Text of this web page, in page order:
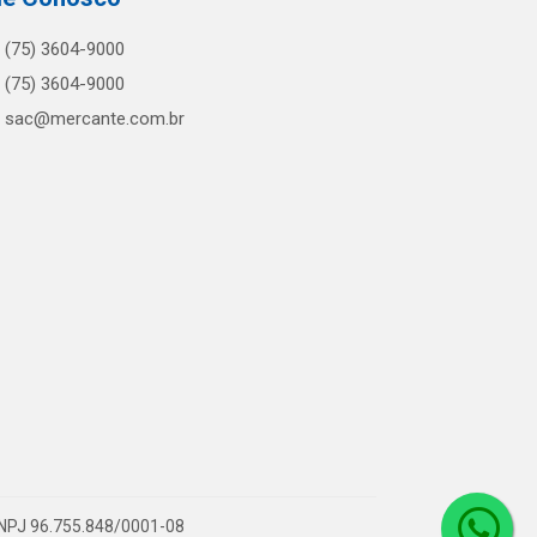
(75) 3604-9000
(75) 3604-9000
sac@mercante.com.br
96.755.848/0001-08